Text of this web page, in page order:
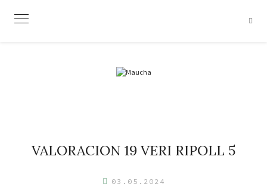
VALORACION 19 VERI RIPOLL 5
03.05.2024